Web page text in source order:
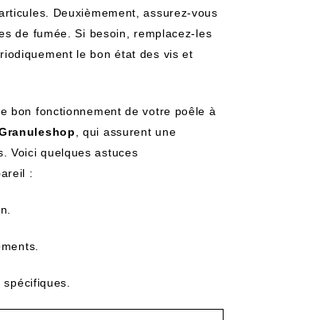
Deuxièmement, assurez-vous
de fumée. Si besoin, remplacez-les
le bon état des vis et
bon fonctionnement de votre poêle à
, qui assurent une
Voici quelques astuces
: